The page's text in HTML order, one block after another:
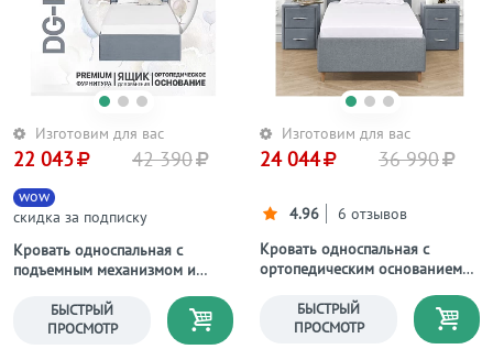
Изготовим для вас
Кровать односпальная с
подъемным механизмом и
серо-голубая Одри
wow
скидка за подписку
22 043 42 390
БЫСТРЫЙ
ПРОСМОТР
Изготовим для вас
Кровать односпальная с
ортопедическим основанием
4.96 6 отзывов
24 044 36 990
БЫСТРЫЙ
ПРОСМОТР